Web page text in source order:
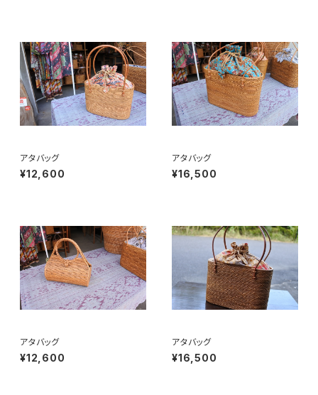
アタバッグ
¥12,600
アタバッグ
¥16,500
アタバッグ
¥12,600
アタバッグ
¥16,500